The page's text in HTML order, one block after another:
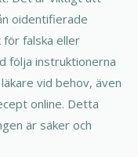
oidentifierade
falska eller
följa instruktionerna
vid behov, även
online. Detta
är säker och